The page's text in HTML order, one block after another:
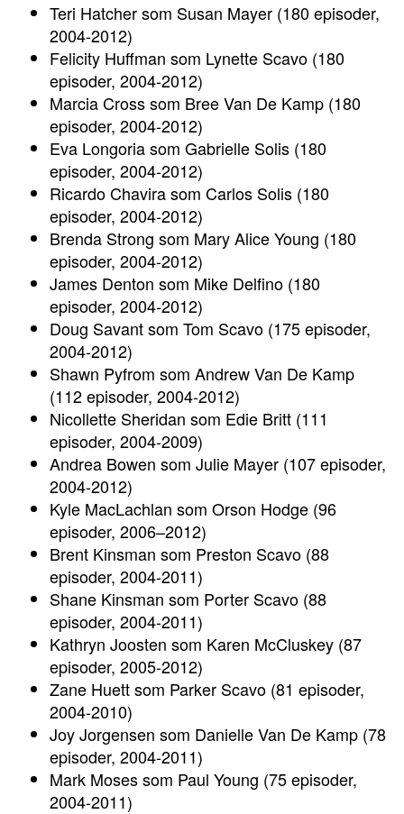
Teri Hatcher som Susan Mayer (180 episoder,
2004-2012)
Felicity Huffman som Lynette Scavo (180
episoder, 2004-2012)
Marcia Cross som Bree Van De Kamp (180
episoder, 2004-2012)
Eva Longoria som Gabrielle Solis (180
episoder, 2004-2012)
Ricardo Chavira som Carlos Solis (180
episoder, 2004-2012)
Brenda Strong som Mary Alice Young (180
episoder, 2004-2012)
James Denton som Mike Delfino (180
episoder, 2004-2012)
Doug Savant som Tom Scavo (175 episoder,
2004-2012)
Shawn Pyfrom som Andrew Van De Kamp
(112 episoder, 2004-2012)
Nicollette Sheridan som Edie Britt (111
episoder, 2004-2009)
Andrea Bowen som Julie Mayer (107 episoder,
2004-2012)
Kyle MacLachlan som Orson Hodge (96
episoder, 2006–2012)
Brent Kinsman som Preston Scavo (88
episoder, 2004-2011)
Shane Kinsman som Porter Scavo (88
episoder, 2004-2011)
Kathryn Joosten som Karen McCluskey (87
episoder, 2005-2012)
Zane Huett som Parker Scavo (81 episoder,
2004-2010)
Joy Jorgensen som Danielle Van De Kamp (78
episoder, 2004-2011)
Mark Moses som Paul Young (75 episoder,
2004-2011)